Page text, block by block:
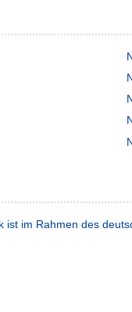
ist im Rahmen des